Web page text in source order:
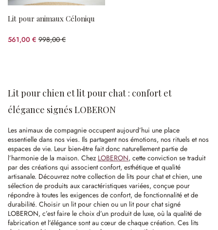
Lit pour animaux Céloniqu
561,00 € 998,00 €
(43.79%spared)
Lit pour chien et lit pour chat : confort et
élégance signés LOBERON
Les animaux de compagnie occupent aujourd’hui une place
essentielle dans nos vies. Ils partagent nos émotions, nos rituels et nos
espaces de vie. Leur bien-être fait donc naturellement partie de
l’harmonie de la maison. Chez LOBERON, cette conviction se traduit
par des créations qui associent confort, esthétique et qualité
artisanale. Découvrez notre collection de lits pour chat et chien, une
sélection de produits aux caractéristiques variées, conçue pour
répondre à toutes les exigences de confort, de fonctionnalité et de
durabilité. Choisir un lit pour chien ou un lit pour chat signé
LOBERON, c’est faire le choix d’un produit de luxe, où la qualité de
fabrication et l’élégance sont au cœur de chaque création. Ces lits